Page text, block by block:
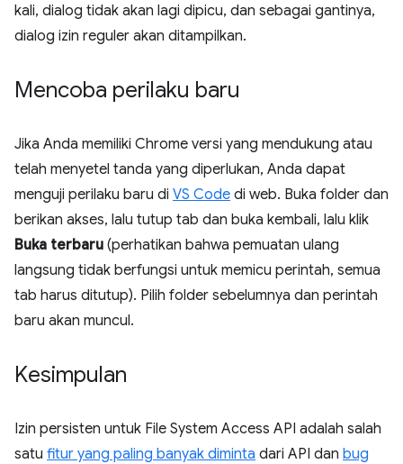
kali, dialog tidak akan lagi dipicu, dan sebagai gantinya,
dialog izin reguler akan ditampilkan.
Mencoba perilaku baru
Jika Anda memiliki Chrome versi yang mendukung atau
telah menyetel tanda yang diperlukan, Anda dapat
menguji perilaku baru di VS Code di web. Buka folder dan
berikan akses, lalu tutup tab dan buka kembali, lalu klik
Buka terbaru (perhatikan bahwa pemuatan ulang
langsung tidak berfungsi untuk memicu perintah, semua
tab harus ditutup). Pilih folder sebelumnya dan perintah
baru akan muncul.
Kesimpulan
Izin persisten untuk File System Access API adalah salah
satu fitur yang paling banyak diminta dari API dan bug